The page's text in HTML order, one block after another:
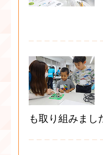
も取り組みまし